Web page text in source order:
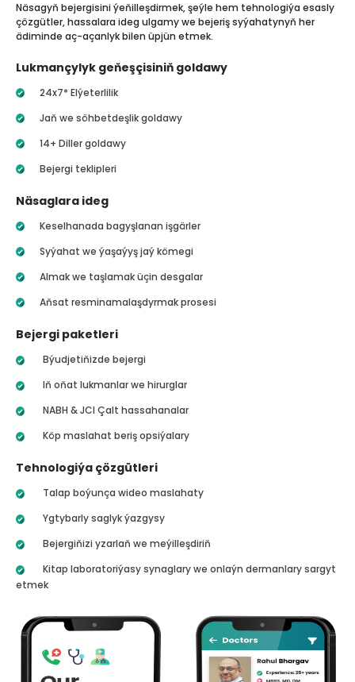
Näsagyň bejergisini ýeňilleşdirmek, şeýle hem tehnologiýa esasly
çözgütler, hassalara ideg ulgamy we bejeriş syýahatynyň her
ädiminde aç-açanlyk bilen üpjün etmek.
Lukmançylyk geňeşçisiniň goldawy
24x7* Elýeterlilik
Jaň we söhbetdeşlik goldawy
14+ Diller goldawy
Bejergi teklipleri
Näsaglara ideg
Keselhanada bagyşlanan işgärler
Syýahat we ýaşaýyş jaý kömegi
Almak we taşlamak üçin desgalar
Aňsat resminamalaşdyrmak prosesi
Bejergi paketleri
Býudjetiňizde bejergi
Iň oňat lukmanlar we hirurglar
NABH & JCI Çalt hassahanalar
Köp maslahat beriş opsiýalary
Tehnologiýa çözgütleri
Talap boýunça wideo maslahaty
Ygtybarly saglyk ýazgysy
Bejergiňizi yzarlaň we meýilleşdiriň
Kitap laboratoriýasy synaglary we onlaýn dermanlary sargyt
etmek